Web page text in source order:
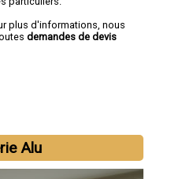
plus d'informations, nous
demandes de devis
suivantes :Lyon,
,Saint-Priest
,Décines-Charpieu
Alu